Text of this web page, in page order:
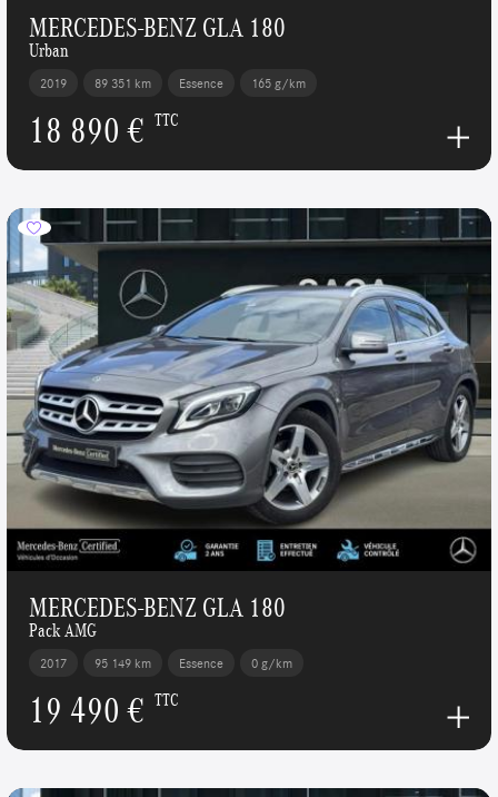
MERCEDES-BENZ GLA 180
Urban
2019 89 351 km Essence 165 g/km
18 890 € TTC
MERCEDES-BENZ GLA 180
Pack AMG
2017 95 149 km Essence 0 g/km
19 490 € TTC